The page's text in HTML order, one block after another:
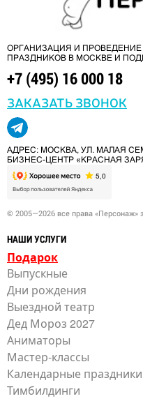
ОРГАНИЗАЦИЯ И ПРОВЕДЕНИЕ
ПРАЗДНИКОВ В МОСКВЕ И
+7 (495) 16 000 18
ЗАКАЗАТЬ ЗВОНОК
АДРЕС: МОСКВА, УЛ. МАЛАЯ
БИЗНЕС-ЦЕНТР «КРАСНАЯ
© 2005—2026 все права
НАШИ УСЛУГИ
Подарок
Выпускные
Дни рождения
Выездной театр
Дед Мороз 2027
Аниматоры
Мастер-классы
Календарные праздники
Тимбилдинги